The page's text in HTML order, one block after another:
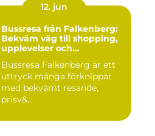
12. jun
Bussresa från Falkenberg:
Bekväm väg till shopping,
upplevelser och
Bussresa Falkenberg är ett
uttryck många förknippar
med bekvämt resande,
prisv&...